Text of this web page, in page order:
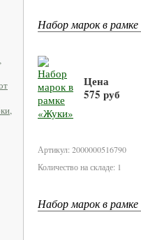
Набор марок в
Цена
575 руб
Артикул: 2000000516790
Количество на складе: 1
Набор марок в